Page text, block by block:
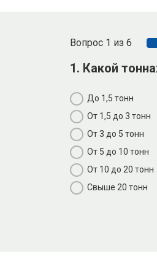
Вопрос 1 из 6
1. Какой
До 1,5 тонн
От 1,5 до 3 тонн
От 3 до 5 тонн
От 5 до 10 тонн
От 10 до 20 тонн
Свыше 20 тонн